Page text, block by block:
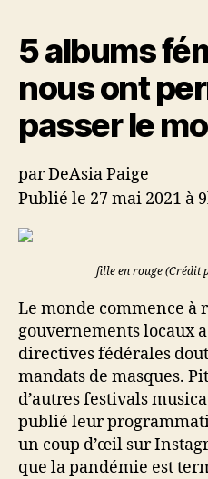
5 albums
nous ont
passer le
par DeAsia Paige
Publié le 27 mai 2021 à
fille en rouge (Crédit
Le monde commence à
gouvernements locaux
directives fédérales
mandats de masques.
d’autres festivals
publié leur
un coup d’œil sur
que la pandémie est